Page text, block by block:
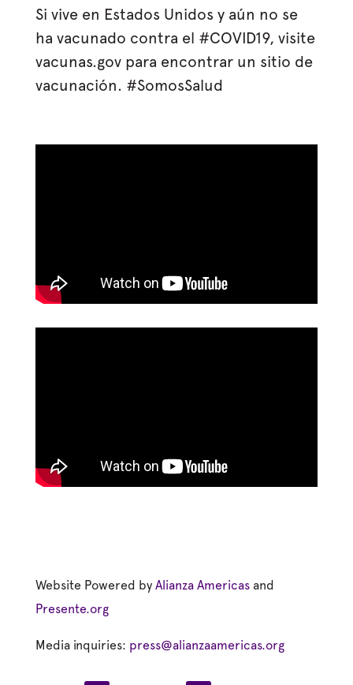
Si vive en Estados Unidos y aún no se
ha vacunado contra el #COVID19, visite
vacunas.gov para encontrar un sitio de
vacunación. #SomosSalud
Website Powered by Alianza Americasand
Presente.org
Media inquiries: press@alianzaamericas.org